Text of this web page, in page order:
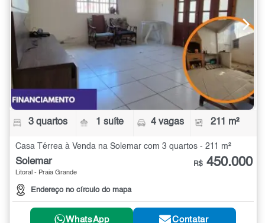
3 quartos 1 suíte 4 vagas 211 m²
Casa Térrea à Venda na Solemar com 3 quartos - 211 m²
Solemar
Litoral - Praia Grande
Endereço no círculo do mapa
R$ 450.000
WhatsApp Contatar